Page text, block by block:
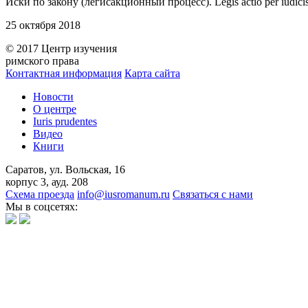
25 октября 2018
© 2017 Центр изучения
римского права
Контактная информация Карта сайта
Новости
О центре
Iuris prudentes
Видео
Книги
Саратов, ул. Вольская, 16
корпус 3, ауд. 208
Схема проезда info@iusromanum.ru Связаться с нами
Мы в соцсетях: